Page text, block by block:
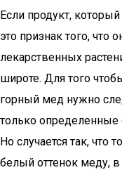
Если продукт,
это признак того, что
лекарственных
широте. Для того
горный мед нужно
только определенные
Но случается так, что
белый оттенок меду,